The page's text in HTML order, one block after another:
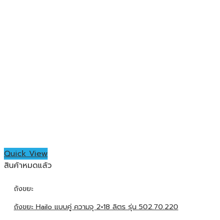
Quick View
สินค้าหมดแล้ว
ถังขยะ
ถังขยะ Hailo แบบคู่ ความจุ 2×18 ลิตร รุ่น 502.70.220